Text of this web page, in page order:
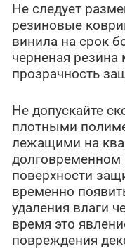
Не следует
резиновые
винила на срок
черненая
прозрачность
Не допускайте
плотными
лежащими на
поверхности
временно
удаления влаги
время это
повреждения